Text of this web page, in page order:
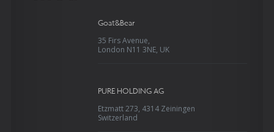
Goat&Bear
35 Firs Avenue,
London N11 3NE, UK
PURE HOLDING AG
Etzmatt 273, 4314 Zeiningen
Switzerland